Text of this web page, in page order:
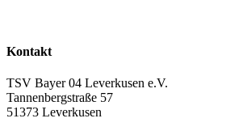
Kontakt
TSV Bayer 04 Leverkusen e.V.
Tannenbergstraße 57
51373 Leverkusen